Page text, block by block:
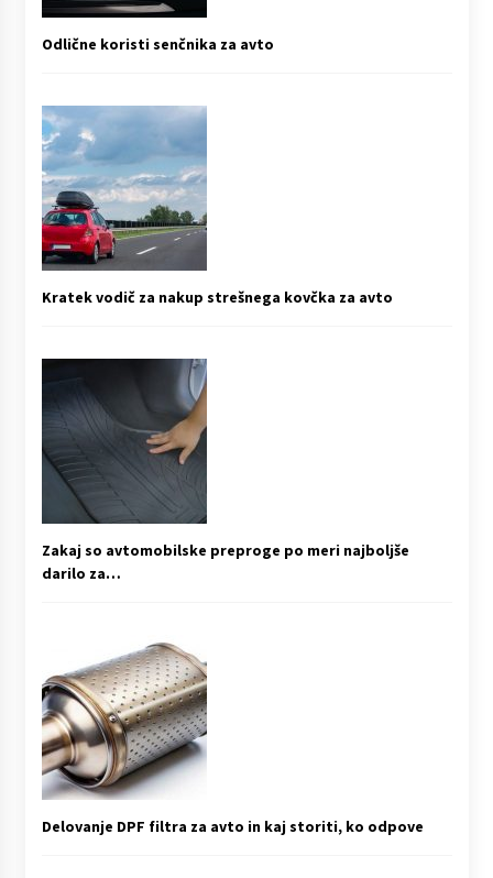
Odlične koristi senčnika za avto
Kratek vodič za nakup strešnega kovčka za avto
Zakaj so avtomobilske preproge po meri najboljše
darilo za…
Delovanje DPF filtra za avto in kaj storiti, ko odpove